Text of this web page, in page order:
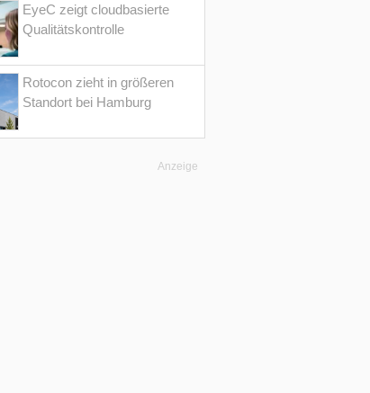
EyeC zeigt cloudbasierte
Qualitätskontrolle
Rotocon zieht in größeren
Standort bei Hamburg
Anzeige